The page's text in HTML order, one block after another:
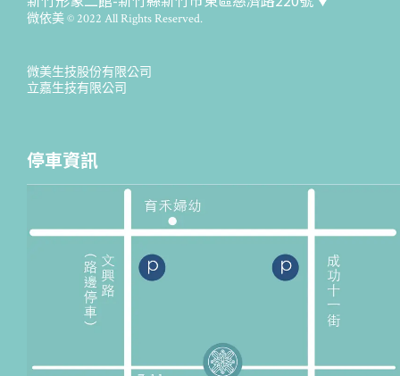
微依美 © 2022 All Rights Reserved.
微美生技股份有限公司
立嘉生技有限公司
停車資訊